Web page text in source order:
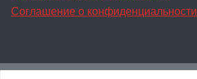
Соглашение о конфиденциальности